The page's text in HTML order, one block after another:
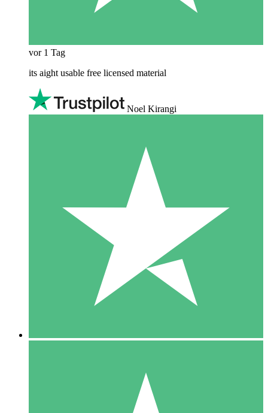
vor 1 Tag
its aight usable free licensed material
Noel Kirangi